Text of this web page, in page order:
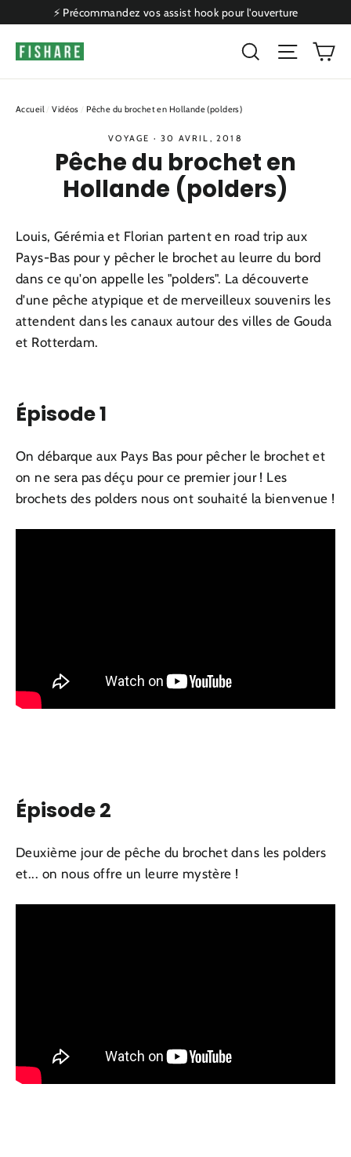
contenu
⚡ Précommandez vos assist hook pour l'ouverture
Rechercher
Accueil / Vidéos / Pêche du brochet en Hollande (polders)
VOYAGE · 30 AVRIL, 2018
Pêche du brochet en
Hollande (polders)
Louis, Gérémia et Florian partent en road trip aux
Pays-Bas pour y pêcher le brochet au leurre du bord
dans ce qu'on appelle les "polders". La découverte
d'une pêche atypique et de merveilleux souvenirs les
attendent dans les canaux autour des villes de Gouda
et Rotterdam.
Épisode 1
On débarque aux Pays Bas pour pêcher le brochet et
on ne sera pas déçu pour ce premier jour ! Les
brochets des polders nous ont souhaité la bienvenue !
Épisode 2
Deuxième jour de pêche du brochet dans les polders
et... on nous offre un leurre mystère !